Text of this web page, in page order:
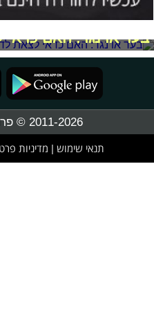
בעד או נגד: האם כדאי
2011-2026 © פרוגי תקשורת בע"מ
תנאי שימוש מדיניות